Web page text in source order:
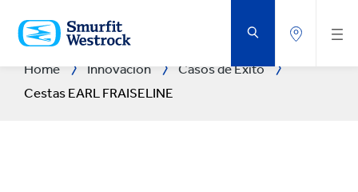
AL
CONTENIDO
PRINCIPAL
Home Innovación
Casos de Éxito
Cestas EARL FRAISELINE